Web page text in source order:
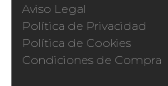
Aviso Legal
Política de Privacidad
Política de Cookies
Condiciones de Compra